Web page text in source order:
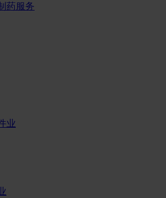
药服务
业